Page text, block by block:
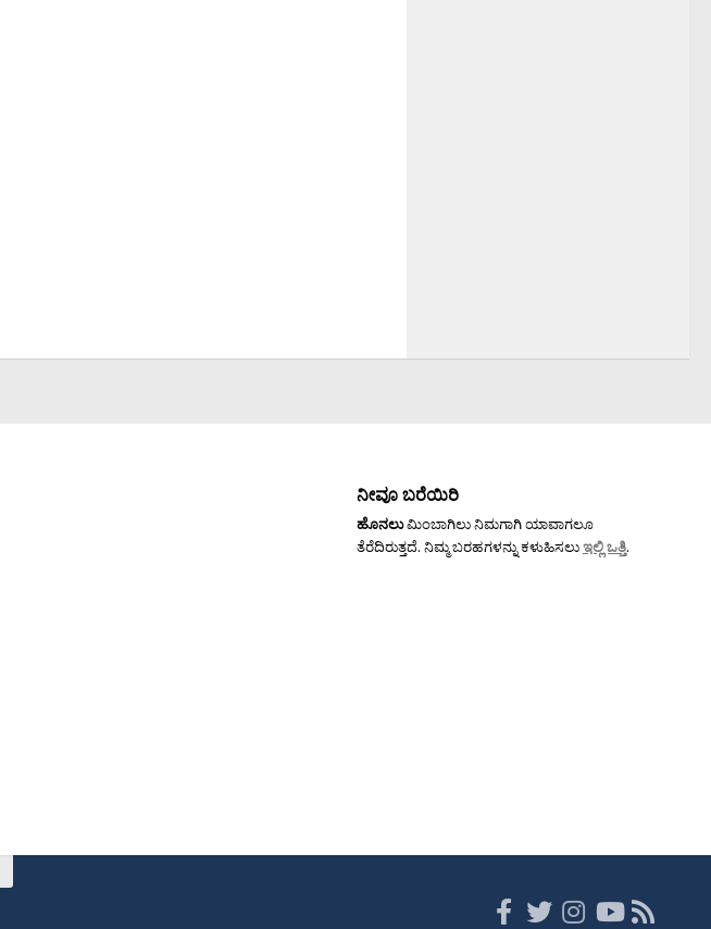
ನೀವೂ ಬರೆಯಿರಿ
ಹೊನಲುಮಿಂಬಾಗಿಲು ನಿಮಗಾಗಿ ಯಾವಾಗಲೂ
ತೆರೆದಿರುತ್ತದೆ. ನಿಮ್ಮ ಬರಹಗಳನ್ನು ಕಳುಹಿಸಲುಇಲ್ಲಿ ಒತ್ತಿ.